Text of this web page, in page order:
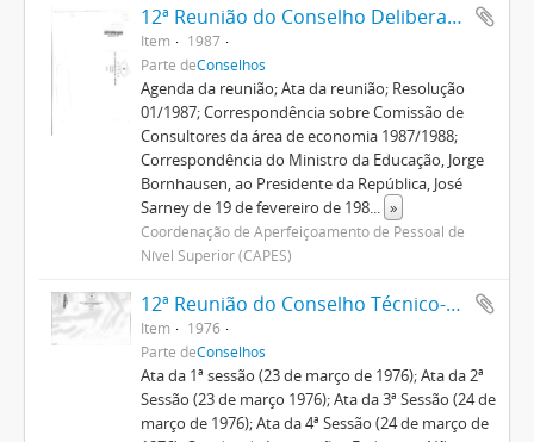
12ª Reunião do Conselho Deliberativo
Item
1987
Parte deConselhos
Agenda da reunião; Ata da reunião; Resolução
01/1987; Correspondência sobre Comissão de
Consultores da área de economia 1987/1988;
Correspondência do Ministro da Educação, Jorge
Bornhausen, ao Presidente da República, José
Sarney de 19 de fevereiro de 198... »
Coordenação de Aperfeiçoamento de Pessoal de
Nível Superior (CAPES)
12ª Reunião do Conselho Técnico-Administrativo
Item
1976
Parte deConselhos
Ata da 1ª sessão (23 de março de 1976); Ata da 2ª
Sessão (23 de março 1976); Ata da 3ª Sessão (24 de
março de 1976); Ata da 4ª Sessão (24 de março de